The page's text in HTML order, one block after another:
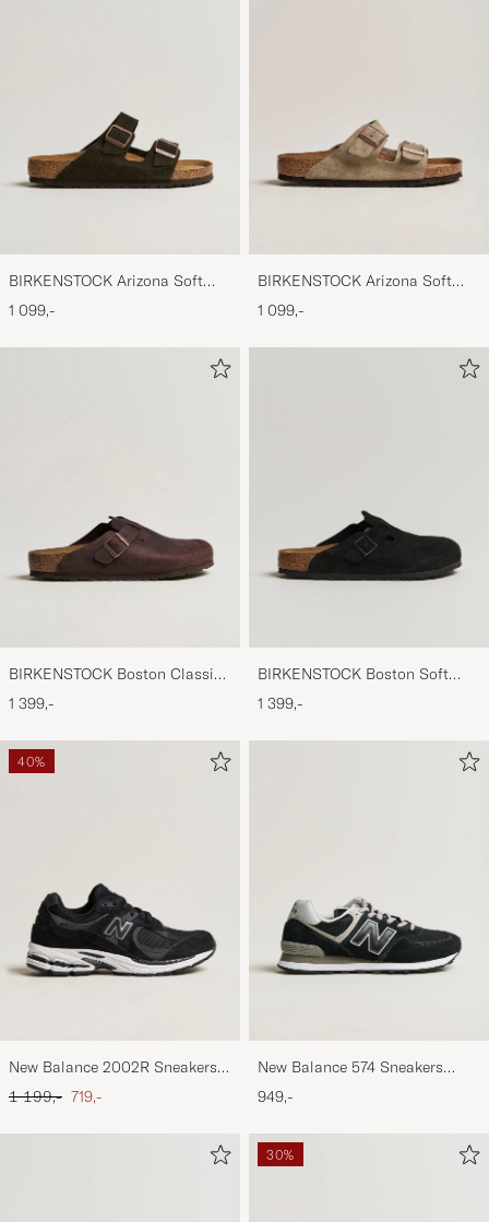
BIRKENSTOCK Arizona Soft
Footbed Mocca Suede
1 099,-
BIRKENSTOCK Arizona Soft
Footbed Taupe Suede
1 099,-
BIRKENSTOCK Boston Classic
Footbed Habana Oiled Leather
1 399,-
BIRKENSTOCK Boston Soft
Footbed Black Suede
1 399,-
40%
New Balance 2002R Sneakers
Black
Ordinary pris
1 199,- Nedsat pris
719,-
New Balance 574 Sneakers
Black
949,-
30%